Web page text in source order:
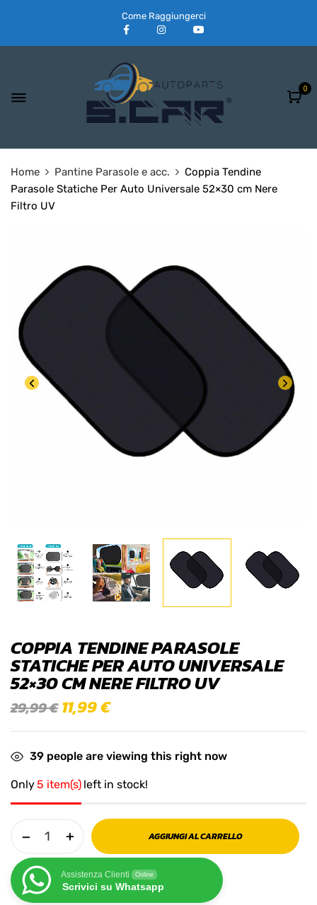
Come Raggiungerci
0
Home Pantine Parasole e acc.
Coppia Tendine
Parasole Statiche Per Auto Universale 52×30 cm Nere
Filtro UV
COPPIA TENDINE PARASOLE
STATICHE PER AUTO UNIVERSALE
52×30 CM NERE FILTRO UV
29,99€ 11,99€
39 people are viewing this right now
Only5 item(s) left in stock!
AGGIUNGI AL CARRELLO
Assistenza Clienti Online
Scrivici su Whatsapp